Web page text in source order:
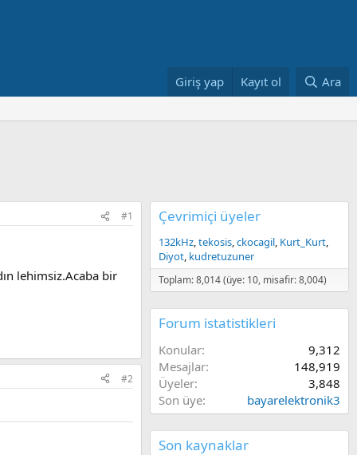
Giriş yap Kayıt ol Ara
#1
lehimsiz.Acaba bir
#2
Çevrimiçi üyeler
132kHz tekosis ckocagil Kurt_Kurt
Diyot kudretuzuner
Toplam: 8,014 (üye: 10, misafir: 8,004)
Forum istatistikleri
Konular
9,312
Mesajlar
148,919
Üyeler
3,848
Son üye
bayarelektronik3
Son kaynaklar